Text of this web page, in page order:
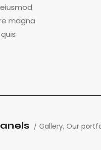
magna
Gallery, Our